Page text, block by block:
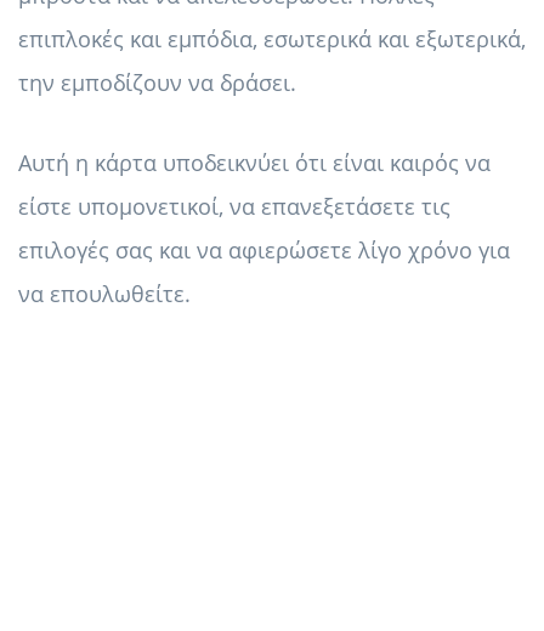
επιπλοκές και εμπόδια, εσωτερικά και εξωτερικά,
την εμποδίζουν να δράσει.
Αυτή η κάρτα υποδεικνύει ότι είναι καιρός να
είστε υπομονετικοί, να επανεξετάσετε τις
επιλογές σας και να αφιερώσετε λίγο χρόνο για
να επουλωθείτε.